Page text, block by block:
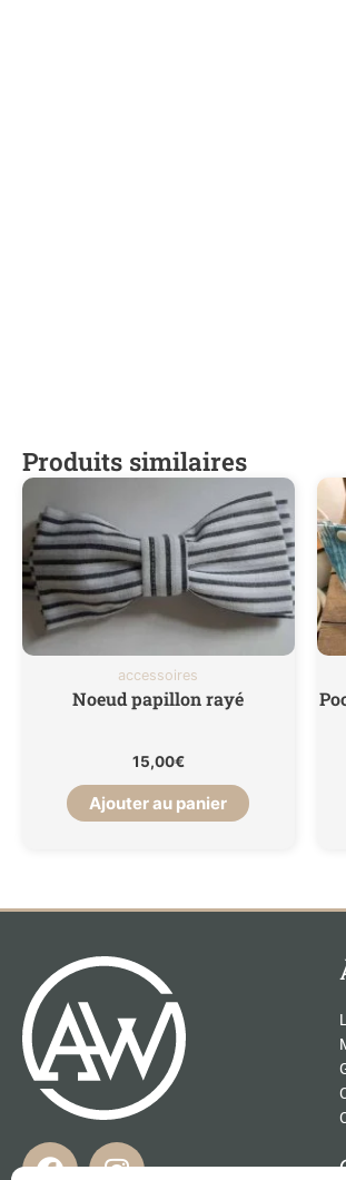
Produits similaires
accessoires
Noeud papillon rayé
15,00€
Ajouter au panier
F
I